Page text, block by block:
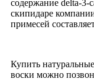
содержание delta-
скипидаре
примесей
Купить
воски можно